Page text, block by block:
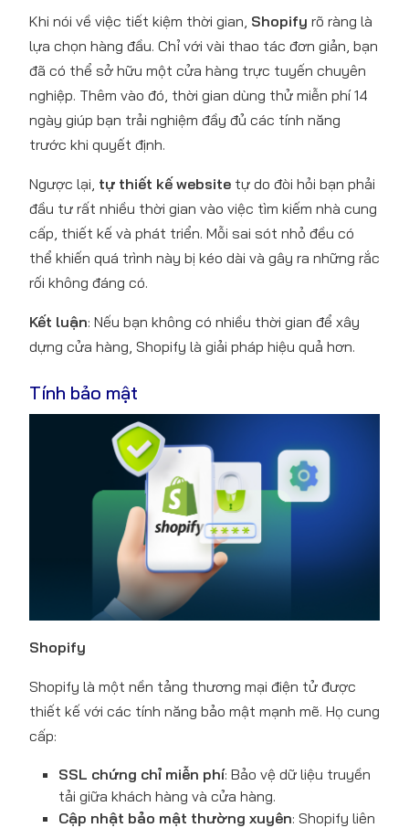
Khi nói về việc tiết kiệm thời gian, Shopify rõ ràng là
lựa chọn hàng đầu. Chỉ với vài thao tác đơn giản, bạn
đã có thể sở hữu một cửa hàng trực tuyến chuyên
nghiệp. Thêm vào đó, thời gian dùng thử miễn phí 14
ngày giúp bạn trải nghiệm đầy đủ các tính năng
trước khi quyết định.
Ngược lại, tự thiết kế website tự do đòi hỏi bạn phải
đầu tư rất nhiều thời gian vào việc tìm kiếm nhà cung
cấp, thiết kế và phát triển. Mỗi sai sót nhỏ đều có
thể khiến quá trình này bị kéo dài và gây ra những rắc
rối không đáng có.
Kết luận: Nếu bạn không có nhiều thời gian để xây
dựng cửa hàng, Shopify là giải pháp hiệu quả hơn.
Tính bảo mật
Shopify
Shopify là một nền tảng thương mại điện tử được
thiết kế với các tính năng bảo mật mạnh mẽ. Họ cung
cấp:
SSL chứng chỉ miễn phí: Bảo vệ dữ liệu truyền
tải giữa khách hàng và cửa hàng.
Cập nhật bảo mật thường xuyên: Shopify liên